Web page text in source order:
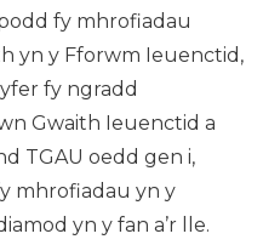
fy mhrofiadau
yn y Fforwm Ieuenctid,
fy ngradd
Gwaith Ieuenctid a
TGAU oedd gen i,
mhrofiadau yn y
yn y fan a’r lle.